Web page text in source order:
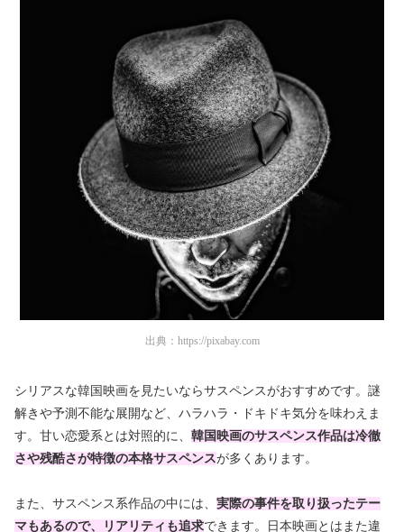
出典： https://pixabay.com
シリアスな韓国映画を見たいならサスペンスがおすすめです。謎
解きや予測不能な展開など、ハラハラ・ドキドキ気分を味わえま
す。甘い恋愛系とは対照的に、 韓国映画のサスペンス作品は冷徹
さや残酷さが特徴の本格サスペンスが多くあります。
また、サスペンス系作品の中には、 実際の事件を取り扱ったテー
マもあるので、リアリティも追求できます。日本映画とはまた違